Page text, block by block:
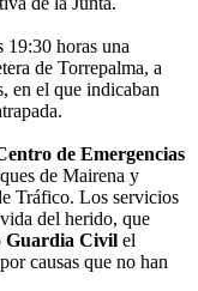
19:30 horas una
de Torrepalma, a
en el que indicaban
de Emergencias
de Mairena y
Tráfico. Los servicios
del herido, que
Guardia Civil el
causas que no han